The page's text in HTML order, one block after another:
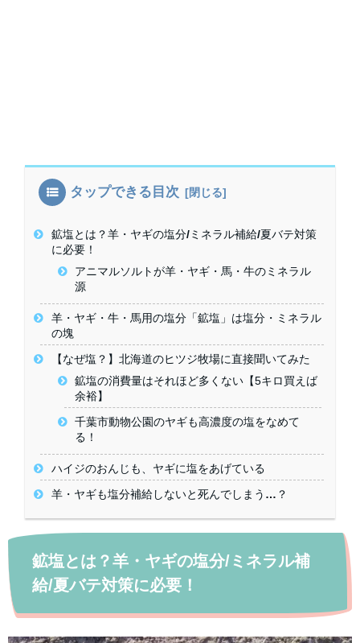
タップできる目次
鉱塩とは？羊・ヤギの塩分/ミネラル補給/夏バテ対策
に必要！
アニマルソルトが羊・ヤギ・馬・牛のミネラル
源
羊・ヤギ・牛・馬用の塩分「鉱塩」は塩分・ミネラル
の塊
【なぜ塩？】北海道のヒツジ牧場に直接聞いてみた
鉱塩の消費量はそれほど多くない【5キロ買えば
余裕】
千葉市動物公園のヤギも高濃度の塩をなめて
る！
ハイジのおんじも、ヤギに塩をあげている
羊・ヤギも塩分補給しないと死んでしまう…？
鉱塩とは？羊・ヤギの塩分/ミネラル補
給/夏バテ対策に必要！